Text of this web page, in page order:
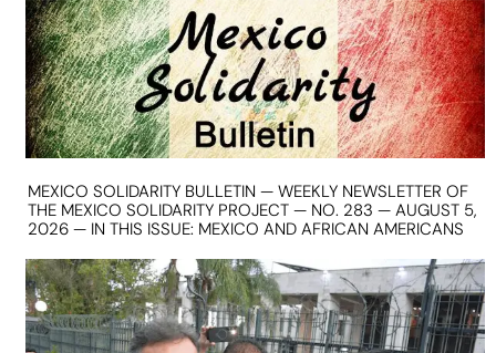
MEXICO SOLIDARITY BULLETIN — WEEKLY NEWSLETTER OF
THE MEXICO SOLIDARITY PROJECT — NO. 283 — AUGUST 5,
2026 — IN THIS ISSUE: MEXICO AND AFRICAN AMERICANS